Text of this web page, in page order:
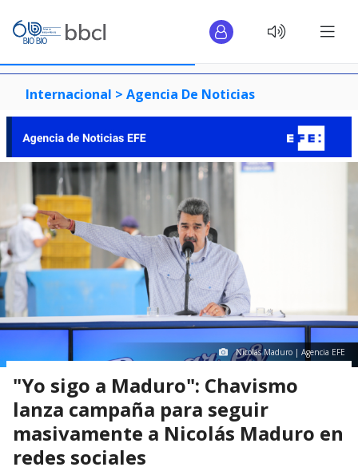
Internacional > Agencia De Noticias
Nicolás Maduro | Agencia EFE
"Yo sigo a Maduro": Chavismo
lanza campaña para seguir
masivamente a Nicolás Maduro en
redes sociales